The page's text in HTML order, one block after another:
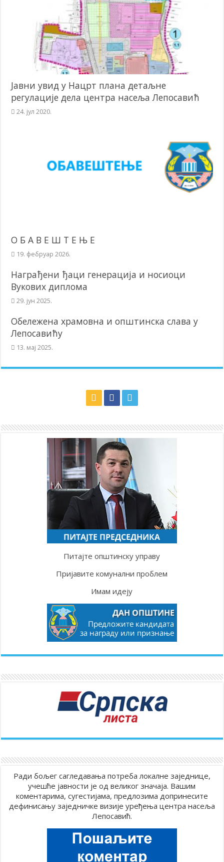
Јавни увид у Нацрт плана детаљне
регулације дела центра насеља Лепосавић
24. јул 2020.
О Б А В Е Ш Т Е Њ Е
19. фебруар 2026.
Награђени ђаци генерација и носиоци
Вукових диплома
29. јун 2025.
Обележена храмовна и општинска слава у
Лепосавићу
13. мај 2025.
Питајте општинску управу
Пријавите комунални проблем
Имам идеју
Ради бољег сагледавања потреба локалне заједнице,
учешће јавности је од великог значаја. Вашим
коментарима, сугестијама, предлозима допринесите
дефинисању заједничке визије уређења центра насеља
Лепосавић.